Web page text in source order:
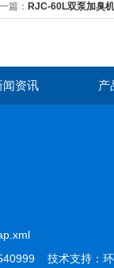
篇： RJC-60L双泵加臭机
闻资讯 产
技术支持： 环